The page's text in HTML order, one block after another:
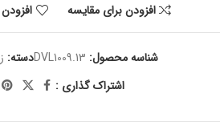
افزودن برای مقایسه
شناسه محصول: DVL1009.13دسته:
اشتراک گذاری :